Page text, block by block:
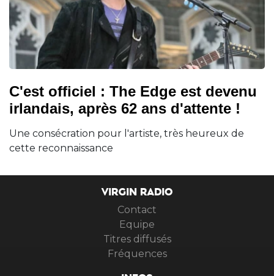
C'est officiel : The Edge est devenu
irlandais, après 62 ans d'attente !
Une consécration pour l'artiste, très heureux de
cette reconnaissance
VIRGIN RADIO
Contact
Equipe
Titres diffusés
Fréquences